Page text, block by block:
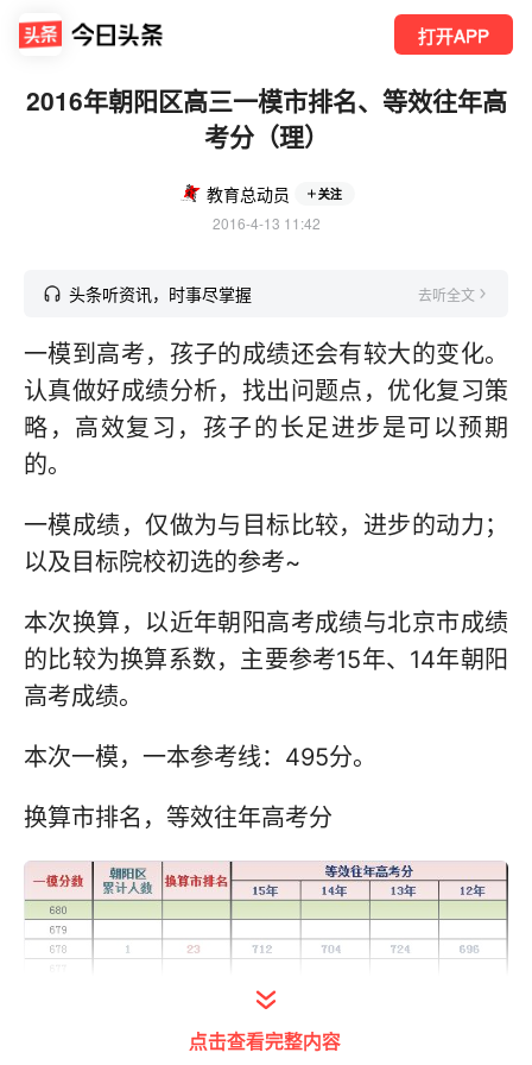
打开APP
2016年朝阳区高三一模市排名、等效往年高
考分（理）
教育总动员 关注
2016-4-13 11:42
头条听资讯，时事尽掌握 去听全文
一模到高考，孩子的成绩还会有较大的变化。
认真做好成绩分析，找出问题点，优化复习策
略，高效复习，孩子的长足进步是可以预期
的。
一模成绩，仅做为与目标比较，进步的动力；
以及目标院校初选的参考~
本次换算，以近年朝阳高考成绩与北京市成绩
的比较为换算系数，主要参考15年、14年朝阳
高考成绩。
本次一模，一本参考线：495分。
换算市排名，等效往年高考分
点击查看完整内容